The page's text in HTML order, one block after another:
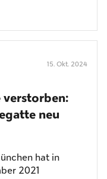
15. Okt. 2024
verstorben:
neu
hat in
2021